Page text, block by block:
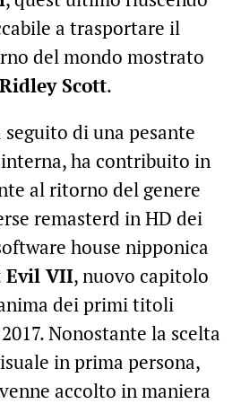
a trasportare il
del mondo mostrato
Ridley Scott.
seguito di una pesante
ha contribuito in
al ritorno del genere
remasterd in HD dei
house nipponica
Evil VII, nuovo capitolo
dei primi titoli
Nonostante la scelta
in prima persona,
accolto in maniera